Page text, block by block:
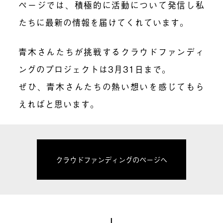
ページでは、積極的に活動について発信し私
たちに最新の情報を届けてくれています。
青木さんたちが挑戦するクラウドファンディ
ングのプロジェクトは3月31日まで。
ぜひ、青木さんたちの熱い想いを感じてもら
えればと思います。
クラウドファンディングのページへ